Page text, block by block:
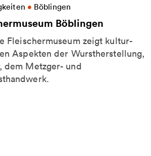
• Böblingen
Böblingen
Fleischermuseum zeigt kultur-
Aspekten der Wurstherstellung,
dem Metzger- und
zu Deutsches